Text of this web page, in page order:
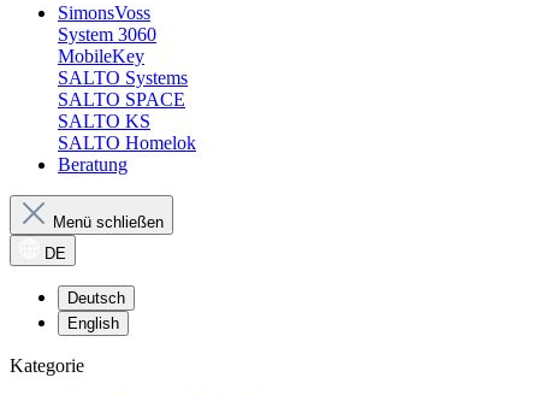
SimonsVoss
System 3060
MobileKey
SALTO Systems
SALTO SPACE
SALTO KS
SALTO Homelok
Beratung
Menü schließen
DE
Deutsch
English
Kategorie